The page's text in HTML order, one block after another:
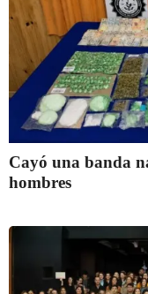
Cayó una banda
hombres